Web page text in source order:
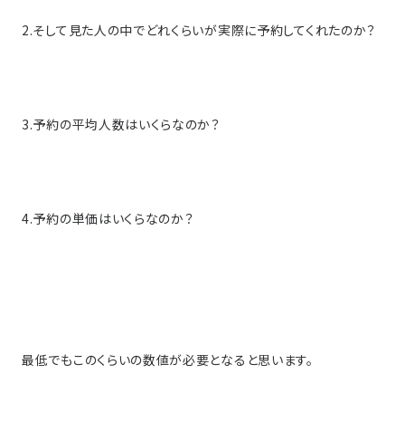
2.そして見た人の中でどれくらいが実際に予約してくれたのか？
3.予約の平均人数はいくらなのか？
4.予約の単価はいくらなのか？
最低でもこのくらいの数値が必要となると思います。